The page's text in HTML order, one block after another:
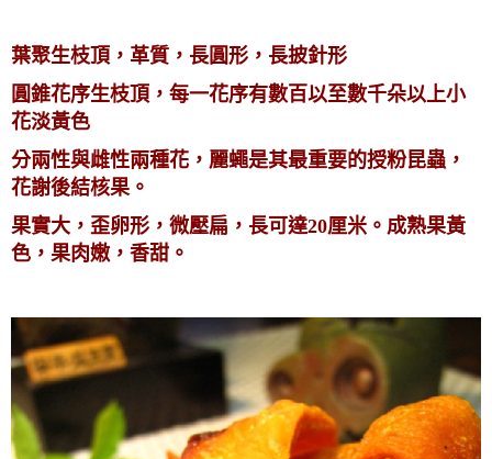
葉聚生枝頂，革質，長圓形，長披針形
圓錐花序生枝頂，每一花序有數百以至數千朵以上小
花淡黃色
分兩性與雌性兩種花，麗蠅是其最重要的授粉昆蟲，
花謝後結核果。
果實大，歪卵形，微壓扁，長可達20厘米。成熟果黃
色，果肉嫩，香甜。